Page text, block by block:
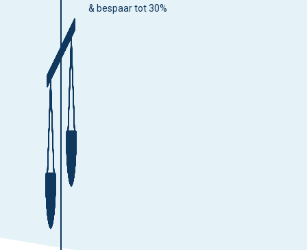
& bespaar tot 30%